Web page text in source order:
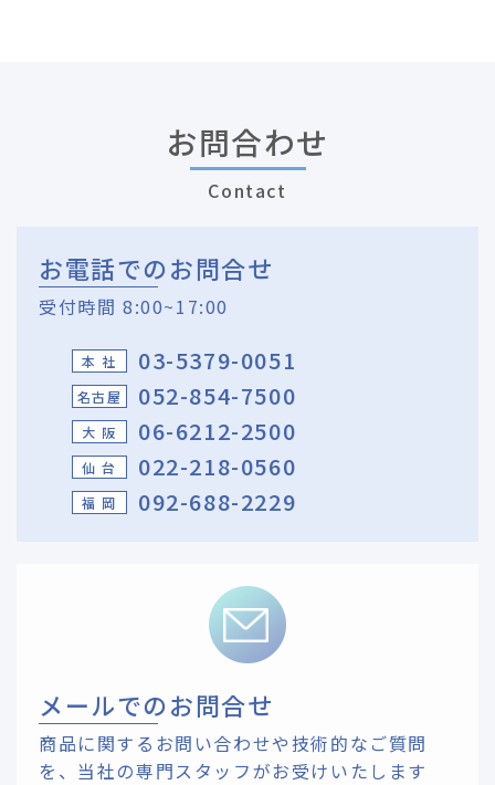
お問合わせ
Contact
お電話でのお問合せ
受付時間 8:00~17:00
本 社 03-5379-0051
名古屋 052-854-7500
大 阪 06-6212-2500
仙 台 022-218-0560
福 岡 092-688-2229
メールでのお問合せ
商品に関するお問い合わせや技術的なご質問
を、 当社の専門スタッフがお受けいたします